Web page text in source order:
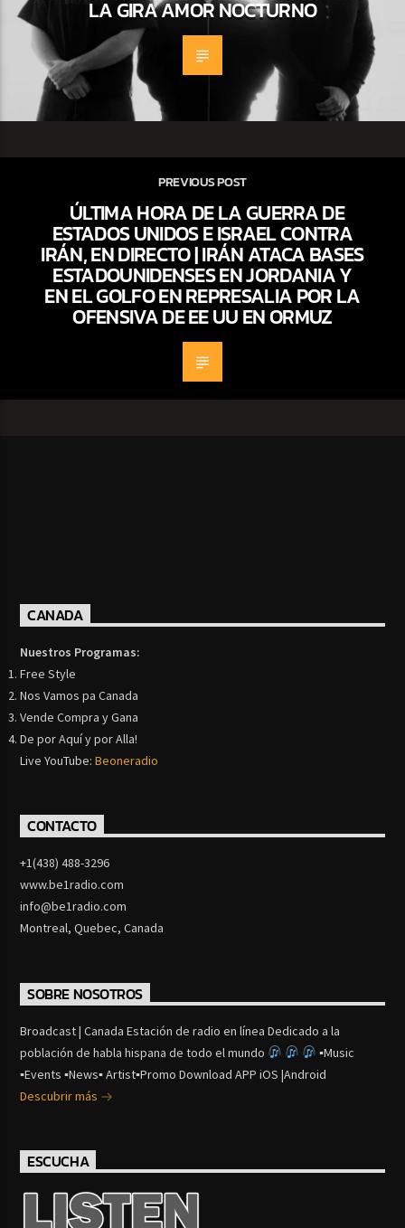
LA GIRA AMOR NOCTURNO
PREVIOUS POST
ÚLTIMA HORA DE LA GUERRA DE
ESTADOS UNIDOS E ISRAEL CONTRA
IRÁN, EN DIRECTO | IRÁN ATACA BASES
ESTADOUNIDENSES EN JORDANIA Y
EN EL GOLFO EN REPRESALIA POR LA
OFENSIVA DE EE UU EN ORMUZ
CANADA
Nuestros Programas:
Free Style
Nos Vamos pa Canada
Vende Compra y Gana
De por Aquí y por Alla!
Live YouTube:Beoneradio
CONTACTO
+1(438) 488-3296
www.be1radio.com
info@be1radio.com
Montreal, Quebec, Canada
SOBRE NOSOTROS
Broadcast | Canada Estación de radio en línea Dedicado a la
población de habla hispana de todo el mundo
▪Music
▪Events ▪News▪ Artist▪Promo Download APP iOS |Android
Descubrir más
ESCUCHA